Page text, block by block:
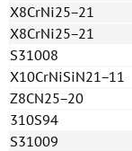
X8CrNi25−21
X8CrNi25−21
S31008
X10CrNiSiN21−11
Z8CN25−20
310S94
S31009